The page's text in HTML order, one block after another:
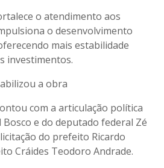
o atendimento aos
o desenvolvimento
mais estabilidade
investimentos.
a obra
com a articulação política
e do deputado federal Zé
do prefeito Ricardo
Cráides Teodoro Andrade.